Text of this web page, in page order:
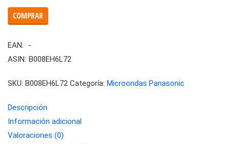
COMPRAR
EAN:
-
ASIN: B008EH6L72
SKU: B008EH6L72 Categoría: Microondas Panasonic
Descripción
Información adicional
Valoraciones (0)